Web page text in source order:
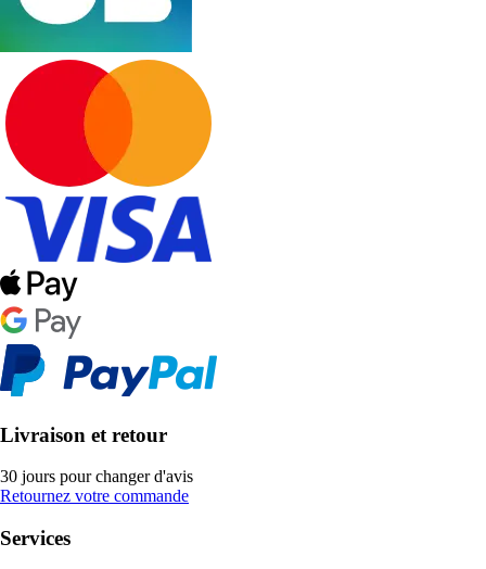
Livraison et retour
30 jours pour changer d'avis
Retournez votre commande
Services